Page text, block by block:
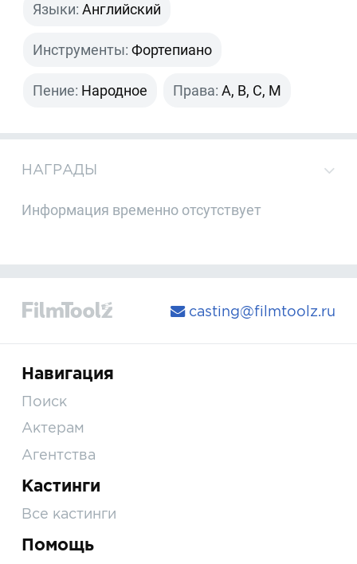
Языки: Английский
Инструменты: Фортепиано
Пение: Народное Права: A, B, C, M
НАГРАДЫ
Информация временно отсутствует
casting@filmtoolz.ru
Навигация
Поиск
Актерам
Агентства
Кастинги
Все кастинги
Помощь